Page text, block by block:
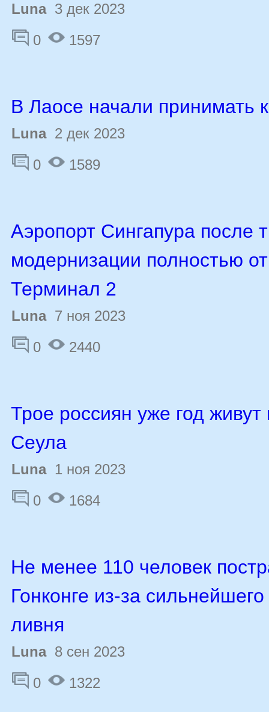
Luna3 дек 2023
0
1597
В Лаосе начали принимать
Luna2 дек 2023
0
1589
Аэропорт Сингапура после
модернизации полностью
Терминал 2
Luna7 ноя 2023
0
2440
Трое россиян уже год живут
Сеула
Luna1 ноя 2023
0
1684
Не менее 110 человек
Гонконге из-за
ливня
Luna8 сен 2023
0
1322